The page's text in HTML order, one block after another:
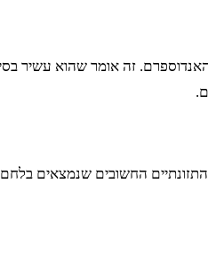
זה אומר שהוא עשיר
החשובים שנמצאים